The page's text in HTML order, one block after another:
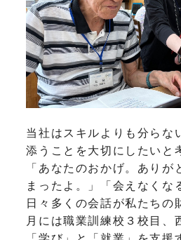
当社はスキルよりも分らな
添うことを大切にしたいと
「あなたのおかげ。ありが
まったよ。」「会えなくな
日々多くの会話が私たちの
月には職業訓練校３校目、